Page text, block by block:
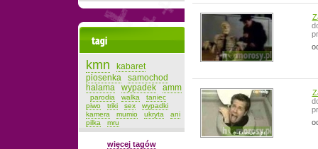
kmn
kabaret
piosenka
samochod
halama
wypadek amm
parodia walka
taniec
piwo
triki sex
wypadki
kamera
mumio ukryta
ani
pilka
mru
więcej tagów